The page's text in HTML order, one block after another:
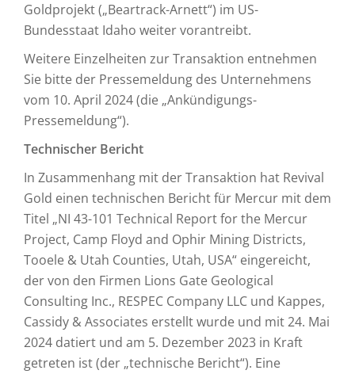
Goldprojekt („Beartrack-Arnett“) im US-
Bundesstaat Idaho weiter vorantreibt.
Weitere Einzelheiten zur Transaktion entnehmen
Sie bitte der Pressemeldung des Unternehmens
vom 10. April 2024 (die „Ankündigungs-
Pressemeldung“).
Technischer Bericht
In Zusammenhang mit der Transaktion hat Revival
Gold einen technischen Bericht für Mercur mit dem
Titel „NI 43-101 Technical Report for the Mercur
Project, Camp Floyd and Ophir Mining Districts,
Tooele & Utah Counties, Utah, USA“ eingereicht,
der von den Firmen Lions Gate Geological
Consulting Inc., RESPEC Company LLC und Kappes,
Cassidy & Associates erstellt wurde und mit 24. Mai
2024 datiert und am 5. Dezember 2023 in Kraft
getreten ist (der „technische Bericht“). Eine